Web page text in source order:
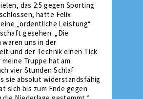
das 2:5 gegen Sporting
hatte Felix
„ordentliche Leistung“
gesehen. „Die
uns in der
und der Technik einen Tick
meine Truppe hat am
vier Stunden Schlaf
sie absolut widerstandsfähig
sich bis zum Ende gegen